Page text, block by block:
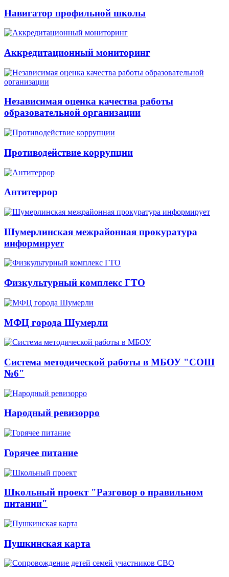
Навигатор профильной школы
Аккредитационный мониторинг
Независимая оценка качества работы
образовательной организации
Противодействие коррупции
Антитеррор
Шумерлинская межрайонная прокуратура
информирует
Физкультурный комплекс ГТО
МФЦ города Шумерли
Система методической работы в МБОУ "СОШ
№6"
Народный ревизорро
Горячее питание
Школьный проект "Разговор о правильном
питании"
Пушкинская карта